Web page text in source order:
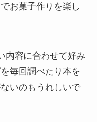
お菓子作りを楽し
内容に合わせて好み
毎回調べたり本を
いのもうれしいで